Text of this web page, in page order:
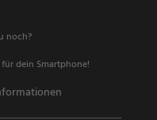
noch?
dein Smartphone!